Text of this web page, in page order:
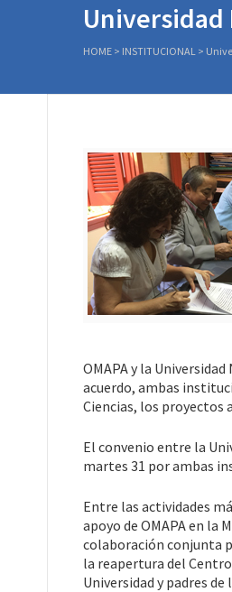
Universidad
HOME > INSTITUCIONAL >
OMAPA y la
acuerdo, ambas
Ciencias, los proyectos
El convenio entre la
martes 31 por ambas
Entre las actividades
apoyo de OMAPA en la
colaboración conjunta
la reapertura del
Universidad y padres